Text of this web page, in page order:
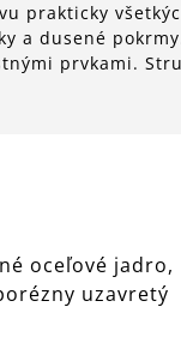
prakticky
a dusené
prvkami.
oceľové jadro,
uzavretý